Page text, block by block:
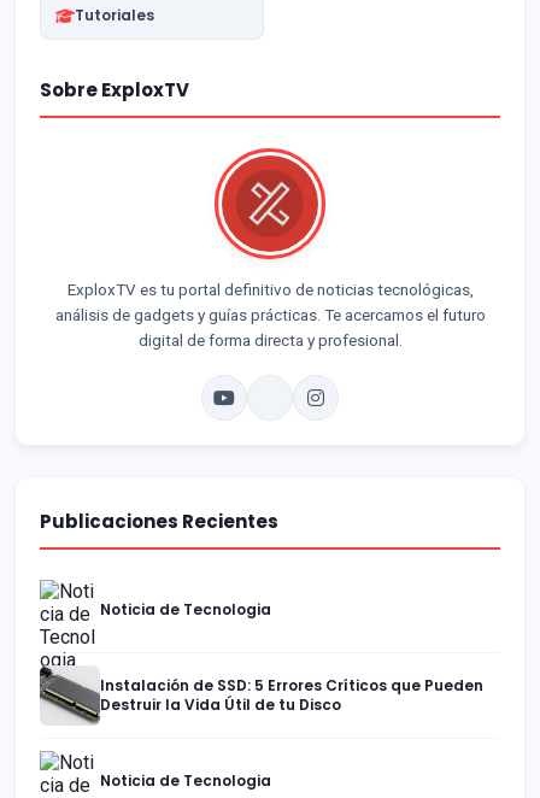
Tutoriales
Sobre ExploxTV
ExploxTV es tu portal definitivo de noticias tecnológicas,
análisis de gadgets y guías prácticas. Te acercamos el futuro
digital de forma directa y profesional.
Publicaciones Recientes
Noticia de Tecnologia
Instalación de SSD: 5 Errores Críticos que Pueden
Destruir la Vida Útil de tu Disco
Noticia de Tecnologia